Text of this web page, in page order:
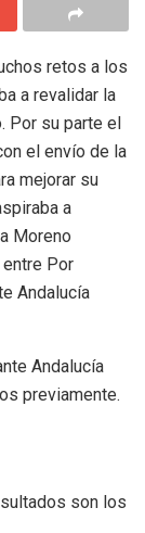
retos a los
a revalidar la
Por su parte el
el envío de la
mejorar su
a
Moreno
Por
Andalucía
Andalucía
previamente.
son los